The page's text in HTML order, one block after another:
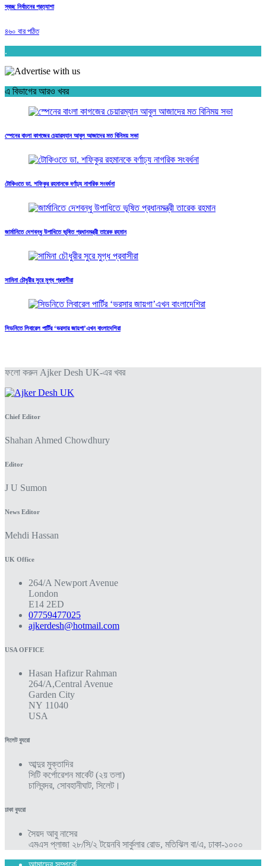
স্বচ্ছ নির্বাচনের প্রত্যাশা
৪৬০ বার পঠিত
.
এ বিভাগের আরও খবর
স্পেনের বাংলা কাগজের চেয়ারম্যান আবুল আজাদের মত বিনিময় সভা
টোকিওতে ডা. শফিকুর রহমানকে বর্ণাঢ্য নাগরিক সংবর্ধনা
জার্মানিতে দেশবন্ধু উপাধিতে ভূষিত প্রধানমন্ত্রী তারেক রহমান
সামিনা চৌধুরীর সুরে মুগ্ধ প্রবাসীরা
সিডনিতে লিবারেল পার্টির ‘ভরসার জায়গা’এখন বাংলাদেশিরা
ফলো করুন Ajker Desh UK-এর খবর
Chief Editor
Shahan Ahmed Chowdhury
Editor
J U Sumon
News Editor
Mehdi Hassan
UK Office
264/A Newport Avenue
London
E14 2ED
07759477025
ajkerdesh@hotmail.com
USA OFFICE
Hasan Hafizur Rahman
264/A,Central Avenue
Garden City
NY 11040
USA
সিলেট ব্যুরো
আব্দুর মুক্তাদির
সিটি কর্পোরেশন মার্কেট (২য় তলা)
চালিবন্দর, সোবহানীঘাট, সিলেট।
ঢাকা ব্যুরো
সৈয়দ আবু নাসের
এমএস প্লাজা ২৮/সি/২ টয়েনবি সার্কুলার রোড, মতিঝিল বা/এ, ঢাকা-১০০০